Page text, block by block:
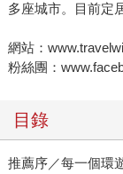
多座城市。目前定
網站：
粉絲團：
目錄
推薦序／每一個環